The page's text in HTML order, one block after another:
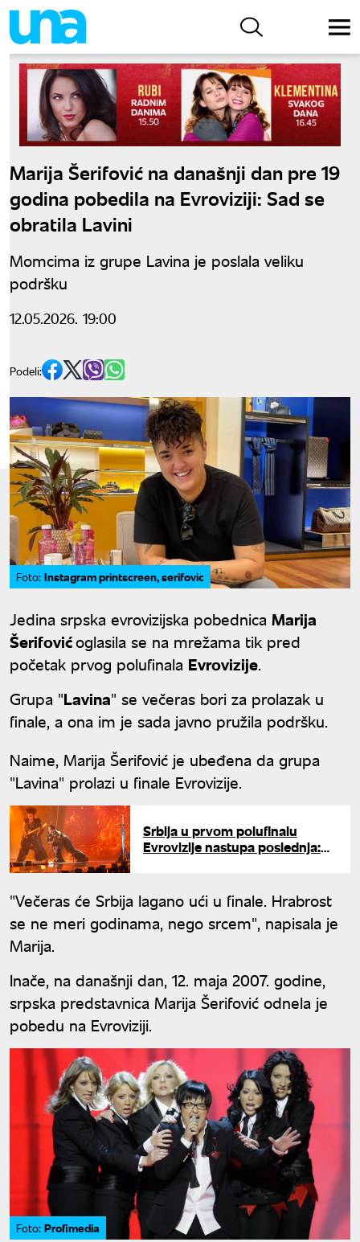
Marija Šerifović na današnji dan pre 19
godina pobedila na Evroviziji: Sad se
obratila Lavini
Momcima iz grupe Lavina je poslala veliku
podršku
12.05.2026. 19:00
Podeli:
Foto: Instagram printscreen, serifovic
Jedina srpska evrovizijska pobednica Marija
Šerifovićoglasila se na mrežama tik pred
početak prvog polufinala Evrovizije.
Grupa "Lavina" se večeras bori za prolazak u
finale, a ona im je sada javno pružila podršku.
Naime, Marija Šerifović je ubeđena da grupa
"Lavina" prolazi u finale Evrovizije.
Srbija u prvom polufinalu
Evrovizije nastupa poslednja:
"Večeras će Srbija lagano ući u finale. Hrabrost
se ne meri godinama, nego srcem", napisala je
Marija.
Inače, na današnji dan, 12. maja 2007. godine,
srpska predstavnica Marija Šerifović odnela je
pobedu na Evroviziji.
Foto: Profimedia